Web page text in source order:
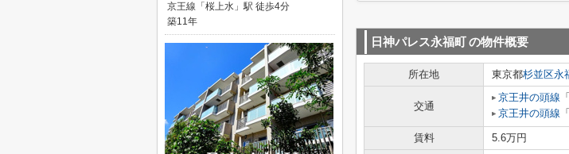
日神パレス永福町の物件概要
所在地 東京都杉並区永
交通
京王井の頭線 「
京王井の頭線 「
賃料 5.6万円
京王線「桜上水」駅 徒歩4分
築11年